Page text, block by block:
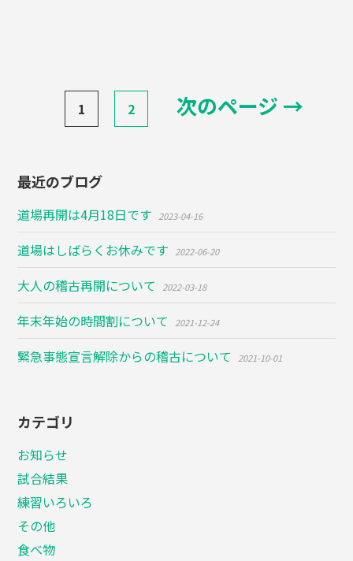
投
稿
ナ
ゲ
シ
ョ
ン
1 2 次のページ →
最近のブログ
道場再開は4月18日です 2023-04-16
道場はしばらくお休みです 2022-06-20
大人の稽古再開について 2022-03-18
年末年始の時間割について 2021-12-24
緊急事態宣言解除からの稽古について 2021-10-01
カテゴリ
お知らせ
試合結果
練習いろいろ
その他
食べ物